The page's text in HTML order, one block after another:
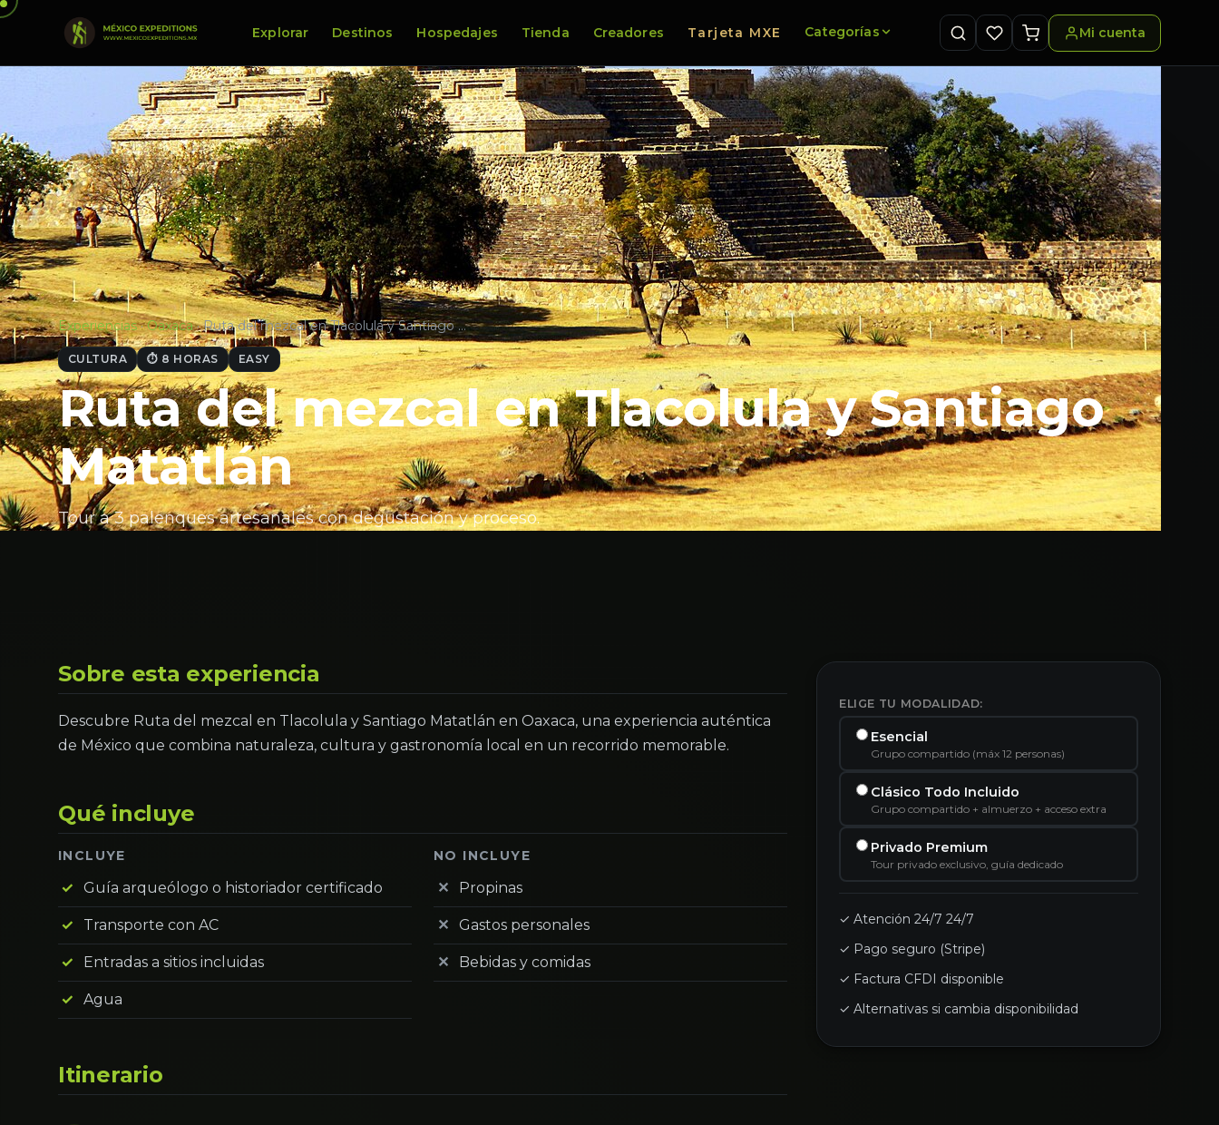
Explorar Destinos Hospedajes Tienda Creadores Tarjeta MXE Categorías Mi cuenta
Experiencias · Oaxaca · Ruta del mezcal en Tlacolula y Santiago …
CULTURA ⏱ 8 HORAS EASY
Ruta del mezcal en Tlacolula y Santiago
Matatlán
Tour a 3 palenques artesanales con degustación y proceso.
Sobre esta experiencia
Descubre Ruta del mezcal en Tlacolula y Santiago Matatlán en Oaxaca, una experiencia auténtica
de México que combina naturaleza, cultura y gastronomía local en un recorrido memorable.
Qué incluye
INCLUYE
Guía arqueólogo o historiador certificado
Transporte con AC
Entradas a sitios incluidas
Agua
NO INCLUYE
Propinas
Gastos personales
Bebidas y comidas
Itinerario
ELIGE TU MODALIDAD:
Esencial
Grupo compartido (máx 12 personas)
Clásico Todo Incluido
Grupo compartido + almuerzo + acceso extra
Privado Premium
Tour privado exclusivo, guía dedicado
✓ Atención 24/7 24/7
✓ Pago seguro (Stripe)
✓ Factura CFDI disponible
✓ Alternativas si cambia disponibilidad